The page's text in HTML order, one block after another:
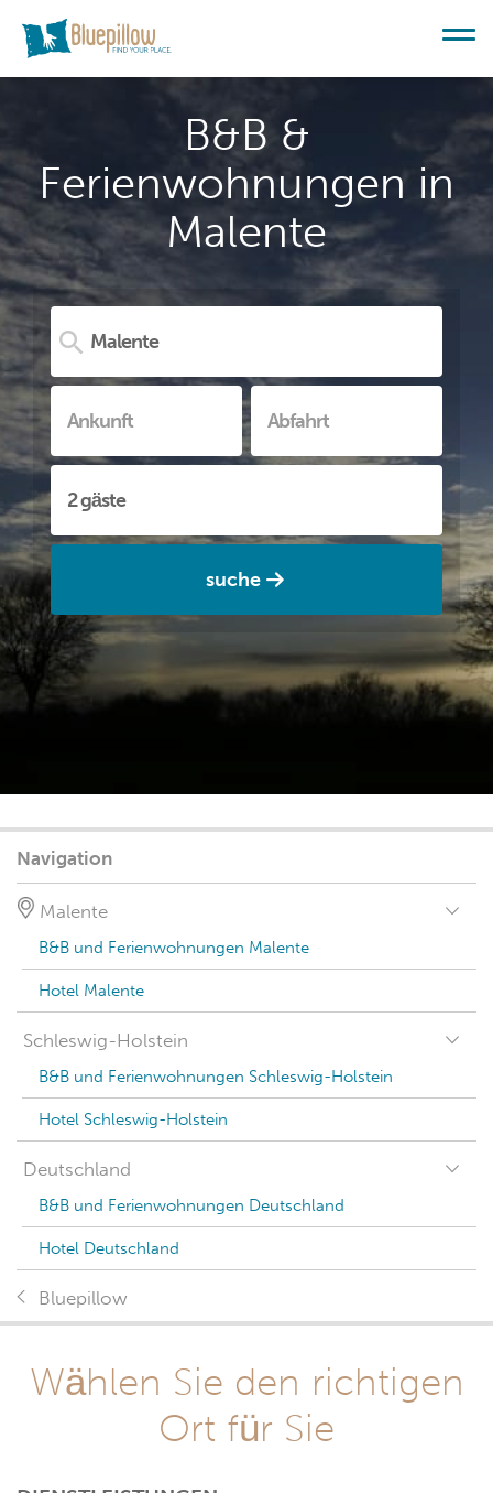
B&B &
Ferienwohnungen in
Malente
suche
Navigation
Malente
B&B und Ferienwohnungen Malente
Hotel Malente
Schleswig-Holstein
B&B und Ferienwohnungen Schleswig-Holstein
Hotel Schleswig-Holstein
Deutschland
B&B und Ferienwohnungen Deutschland
Hotel Deutschland
Bluepillow
Wählen Sie den richtigen
Ort für Sie